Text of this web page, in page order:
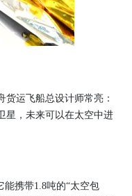
运飞船总设计师常亮：
星，未来可以在太空中进
能携带1.8吨的“太空包